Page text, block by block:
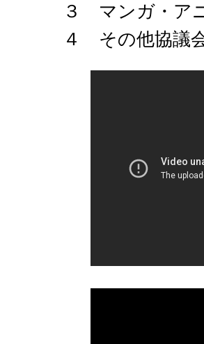
３ マンガ・ア
４ その他協議